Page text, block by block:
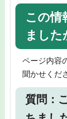
この情
ました
ページ内容
聞かせくだ
質問：